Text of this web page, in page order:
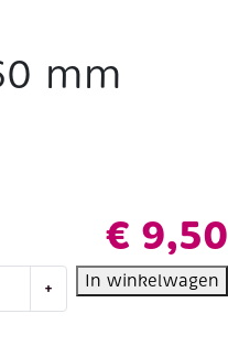
mm
€ 9,50
+ In winkelwagen